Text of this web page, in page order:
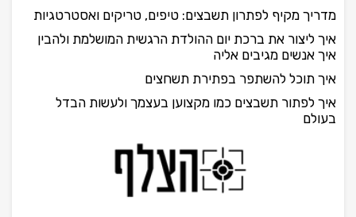
מדריך מקיף לפתרון תשבצים: טיפים, טריקים ואסטרטגיות
איך ליצור את ברכת יום ההולדת הרגשית המושלמת ולהבין
איך אנשים מגיבים אליה
איך תוכל להשתפר בפתירת תשחצים
איך לפתור תשבצים כמו מקצוען בעצמך ולעשות הבדל
בעולם